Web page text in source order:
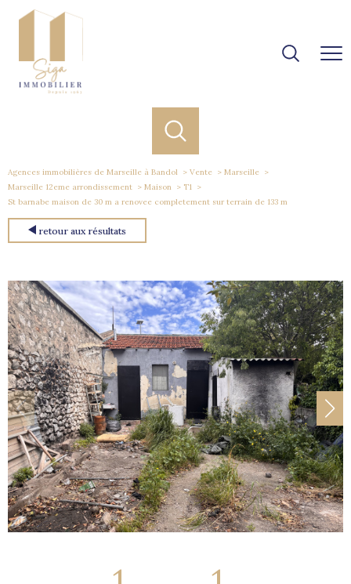
Agences immobilières de Marseille à Bandol Vente
Marseille
Marseille 12eme arrondissement
Maison
T1
St barnabe maison de 30 m a renovee completement sur terrain de 133 m
retour aux résultats